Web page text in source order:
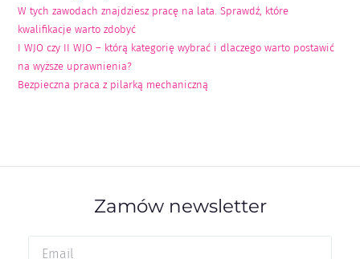
W tych zawodach znajdziesz pracę na lata. Sprawdź, które
kwalifikacje warto zdobyć
I WJO czy II WJO – którą kategorię wybrać i dlaczego warto postawić
na wyższe uprawnienia?
Bezpieczna praca z pilarką mechaniczną
Zamów newsletter